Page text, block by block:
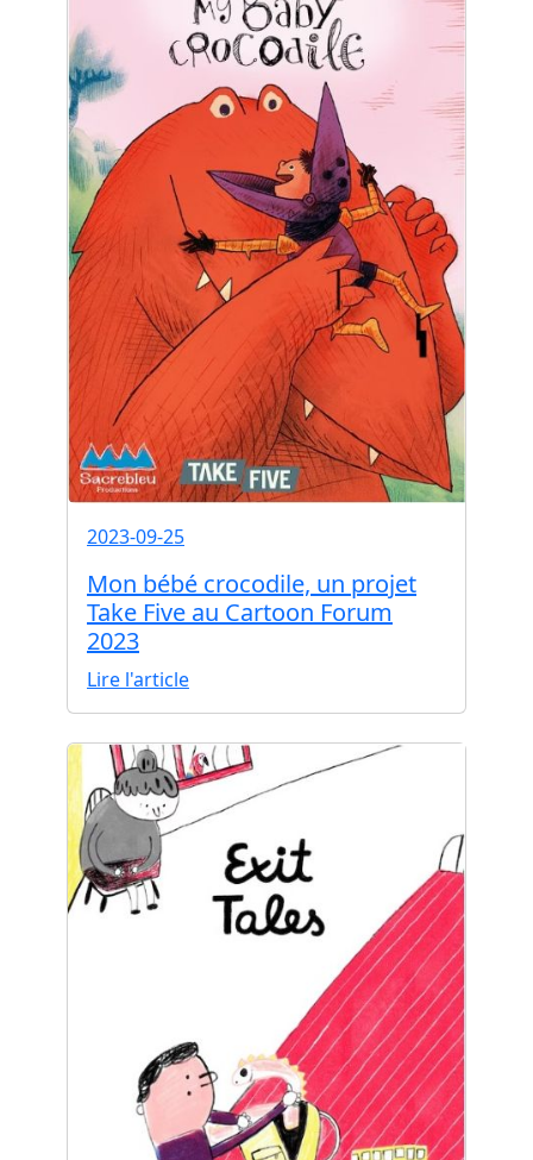
2023-09-25
Mon bébé crocodile, un projet
Take Five au Cartoon Forum
2023
Lire l'article